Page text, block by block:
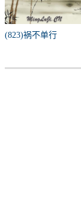
(823)祸不单行